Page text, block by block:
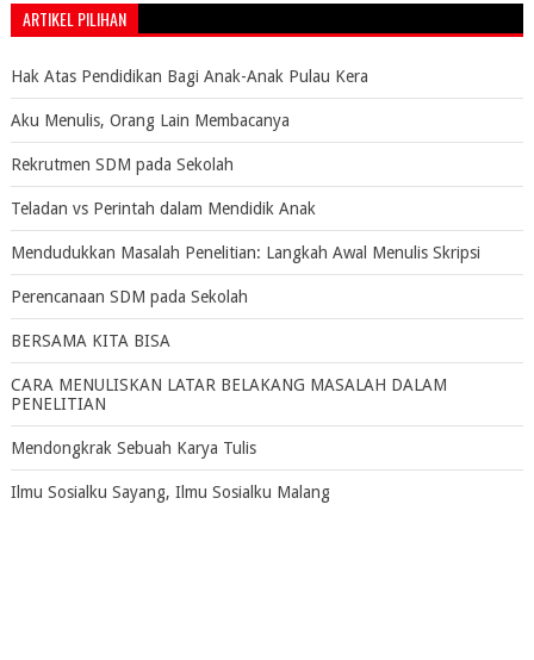
ARTIKEL PILIHAN
Hak Atas Pendidikan Bagi Anak-Anak Pulau Kera
Aku Menulis, Orang Lain Membacanya
Rekrutmen SDM pada Sekolah
Teladan vs Perintah dalam Mendidik Anak
Mendudukkan Masalah Penelitian: Langkah Awal Menulis Skripsi
Perencanaan SDM pada Sekolah
BERSAMA KITA BISA
CARA MENULISKAN LATAR BELAKANG MASALAH DALAM
PENELITIAN
Mendongkrak Sebuah Karya Tulis
Ilmu Sosialku Sayang, Ilmu Sosialku Malang